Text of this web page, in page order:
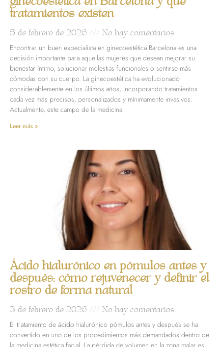
tratamientos existen
5 de febrero de 2026 No hay comentarios
Encontrar un buen especialista en ginecoestética Barcelona es una
decisión importante para aquellas mujeres que desean mejorar su
bienestar íntimo, solucionar molestias funcionales o sentirse más
cómodas con su cuerpo. La ginecoestética ha evolucionado
considerablemente en los últimos años, incorporando tratamientos
cada vez más precisos, personalizados y mínimamente invasivos.
Actualmente, este campo de la medicina
Leer más »
Ácido hialurónico en pómulos antes y
después: cómo rejuvenecer y definir el
rostro de forma natural
3 de febrero de 2026 No hay comentarios
El tratamiento de ácido hialurónico pómulos antes y después se ha
convertido en uno de los procedimientos más demandados dentro de
la medicina estética facial. La pérdida de volumen en la zona malar es